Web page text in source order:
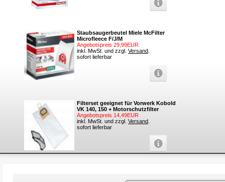
Staubsaugerbeutel Miele McFilter
Microfleece F/J/M
Angebotspreis 29,99EUR
inkl. MwSt. und zzgl. Versand
sofort lieferbar
Filterset geeignet für Vorwerk Kobold
VK 140, 150 + Motorschutzfilter
Angebotspreis 14,49EUR
inkl. MwSt. und zzgl. Versand
sofort lieferbar